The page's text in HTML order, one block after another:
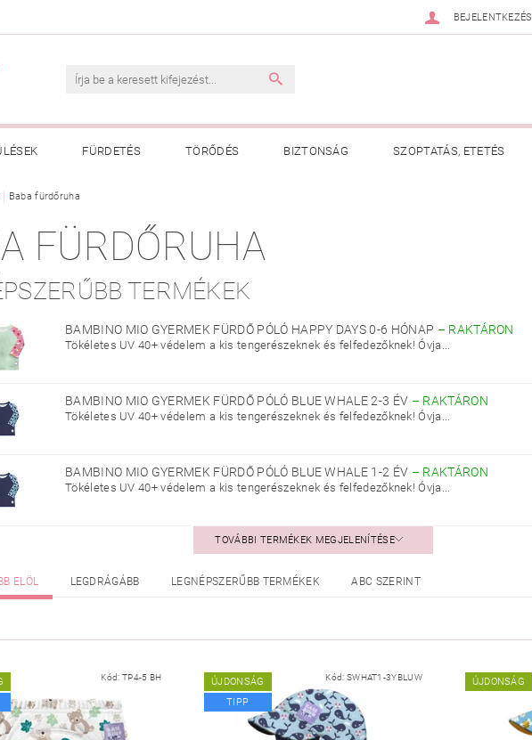
BEJELENTKEZÉS
FÜRDETÉS TÖRŐDÉS BIZTONSÁG SZOPTATÁS, ETETÉS
VÁSÁRLÁSI FELTÉTELEK
MÉRET MEGÁLLAPÍTÁSA BOLDOG BABA
Baba fürdőruha
FÜRDŐRUHA
TERMÉKEK
BAMBINO MIO GYERMEK FÜRDŐ PÓLÓ HAPPY DAYS 0-6 HÓNAP – RAKTÁRON
Tökéletes UV 40+ védelem a kis tengerészeknek és felfedezőknek! Óvja...
BAMBINO MIO GYERMEK FÜRDŐ PÓLÓ BLUE WHALE 2-3 ÉV – RAKTÁRON
Tökéletes UV 40+ védelem a kis tengerészeknek és felfedezőknek! Óvja...
BAMBINO MIO GYERMEK FÜRDŐ PÓLÓ BLUE WHALE 1-2 ÉV – RAKTÁRON
Tökéletes UV 40+ védelem a kis tengerészeknek és felfedezőknek! Óvja...
TOVÁBBI TERMÉKEK MEGJELENÍTÉSE
ELÖL LEGDRÁGÁBB LEGNÉPSZERŰBB TERMÉKEK ABC SZERINT
Kód: TP4-5 BH
ÚJDONSÁG
TIPP
Kód: SWHAT1-3YBLUW ÚJDONSÁG